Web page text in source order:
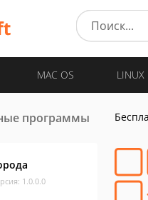
MAC OS LINUX
программы
1.0.0.0